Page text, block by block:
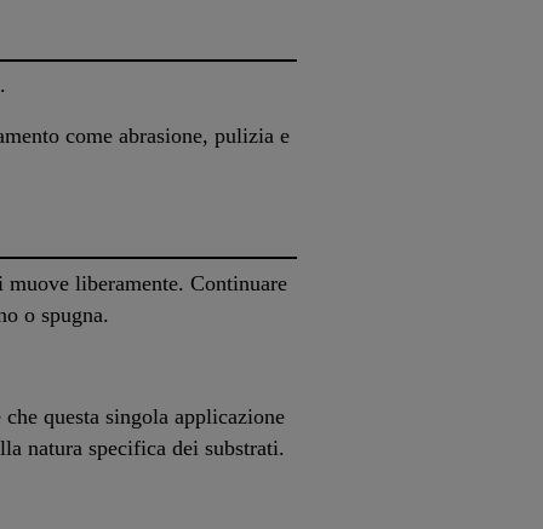
come abrasione, pulizia e
liberamente. Continuare
o spugna.
questa singola applicazione
natura specifica dei substrati.